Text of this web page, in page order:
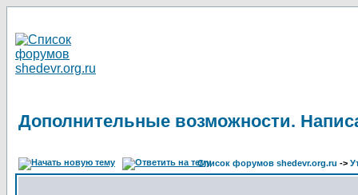
Дополнительные возможности.
Список форумов shedevr.org.ru ->